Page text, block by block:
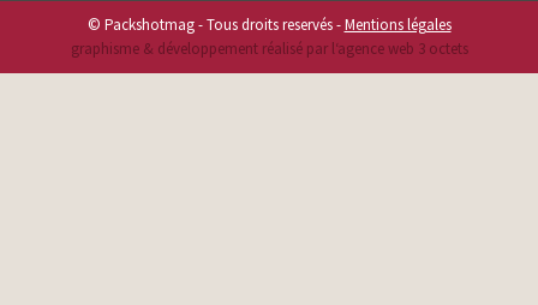
© Packshotmag - Tous droits reservés -Mentions légales
graphisme & développement réalisé par l‘agence web 3 octets